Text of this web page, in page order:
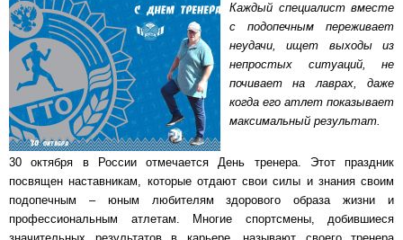
Каждый специалист вместе
с подопечным переживает
неудачи, ищет выходы из
непростых ситуаций, не
почивает на лаврах, даже
когда его атлет показывает
максимальный результат.
30 октября в России отмечается День тренера. Этот праздник
посвящен наставникам, которые отдают свои силы и знания своим
подопечным – юным любителям здорового образа жизни и
профессиональным атлетам. Многие спортсмены, добившиеся